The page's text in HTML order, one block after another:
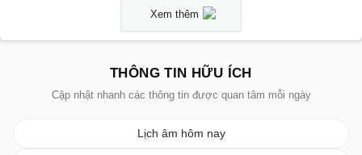
Xem thêm
THÔNG TIN HỮU ÍCH
Cập nhật nhanh các thông tin được quan tâm mỗi ngày
Lịch âm hôm nay